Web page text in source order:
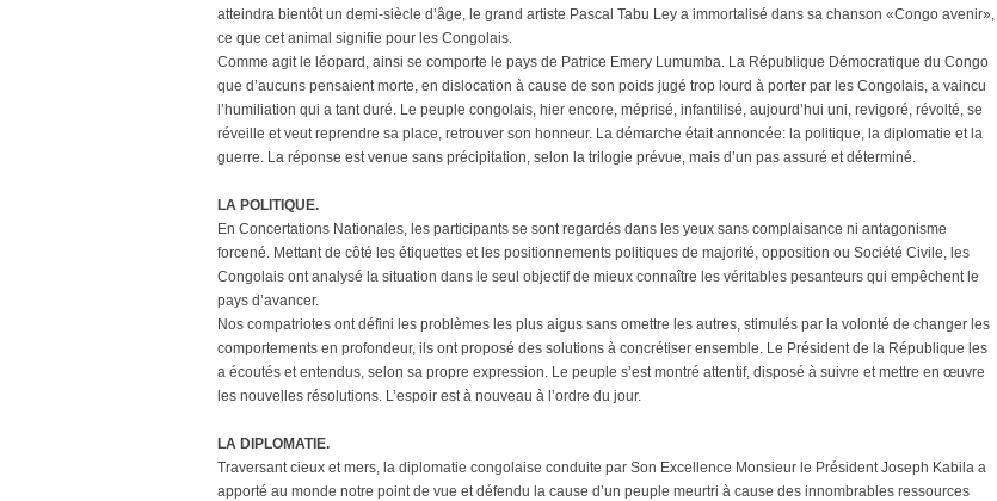
atteindra bientôt un demi-siècle d’âge, le grand artiste Pascal Tabu Ley a immortalisé dans sa chanson «Congo avenir»,
ce que cet animal signifie pour les Congolais.
Comme agit le léopard, ainsi se comporte le pays de Patrice Emery Lumumba. La République Démocratique du Congo
que d’aucuns pensaient morte, en dislocation à cause de son poids jugé trop lourd à porter par les Congolais, a vaincu
l’humiliation qui a tant duré. Le peuple congolais, hier encore, méprisé, infantilisé, aujourd’hui uni, revigoré, révolté, se
réveille et veut reprendre sa place, retrouver son honneur. La démarche était annoncée: la politique, la diplomatie et la
guerre. La réponse est venue sans précipitation, selon la trilogie prévue, mais d’un pas assuré et déterminé.
LA POLITIQUE.
En Concertations Nationales, les participants se sont regardés dans les yeux sans complaisance ni antagonisme
forcené. Mettant de côté les étiquettes et les positionnements politiques de majorité, opposition ou Société Civile, les
Congolais ont analysé la situation dans le seul objectif de mieux connaître les véritables pesanteurs qui empêchent le
pays d’avancer.
Nos compatriotes ont défini les problèmes les plus aigus sans omettre les autres, stimulés par la volonté de changer les
comportements en profondeur, ils ont proposé des solutions à concrétiser ensemble. Le Président de la République les
a écoutés et entendus, selon sa propre expression. Le peuple s’est montré attentif, disposé à suivre et mettre en œuvre
les nouvelles résolutions. L’espoir est à nouveau à l’ordre du jour.
LA DIPLOMATIE.
Traversant cieux et mers, la diplomatie congolaise conduite par Son Excellence Monsieur le Président Joseph Kabila a
apporté au monde notre point de vue et défendu la cause d’un peuple meurtri à cause des innombrables ressources